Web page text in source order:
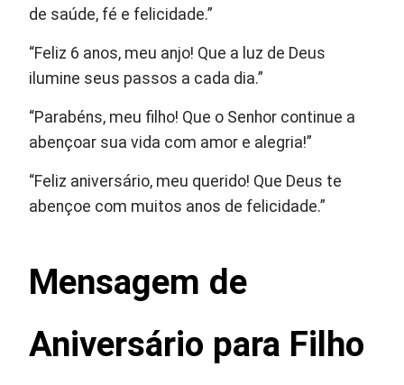
de saúde, fé e felicidade.”
“Feliz 6 anos, meu anjo! Que a luz de Deus
ilumine seus passos a cada dia.”
“Parabéns, meu filho! Que o Senhor continue a
abençoar sua vida com amor e alegria!”
“Feliz aniversário, meu querido! Que Deus te
abençoe com muitos anos de felicidade.”
Mensagem de
Aniversário para Filho